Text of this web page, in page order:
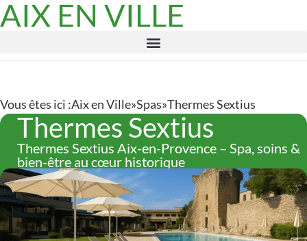
AIX EN VILLE
Vous êtes ici :Aix en Ville»Spas»Thermes Sextius
Thermes Sextius
Thermes Sextius Aix-en-Provence – Spa, soins &
bien-être au cœur historique